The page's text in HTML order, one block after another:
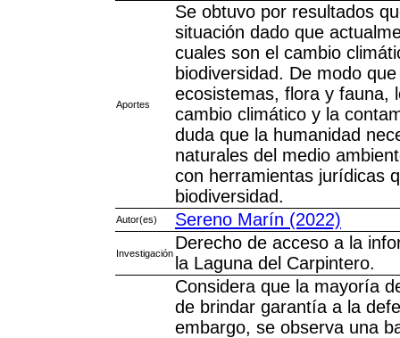
Aportes
Se obtuvo por resultados
situación dado que
cuales son el cambio
biodiversidad. De modo
ecosistemas, flora y fauna,
cambio climático y la
duda que la humanidad
naturales del medio
con herramientas jurídicas
biodiversidad.
Autor(es) Sereno Marín (2022)
Investigación
Derecho de acceso a la
la Laguna del Carpintero.
Considera que la mayoría
de brindar garantía a la
embargo, se observa una